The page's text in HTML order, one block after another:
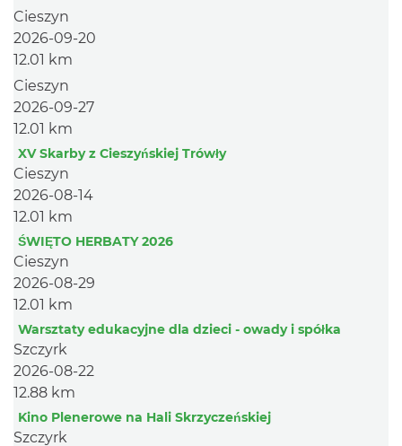
Cieszyn
2026-09-20
12.01 km
Cieszyn
2026-09-27
12.01 km
XV Skarby z Cieszyńskiej Trówły
Cieszyn
2026-08-14
12.01 km
ŚWIĘTO HERBATY 2026
Cieszyn
2026-08-29
12.01 km
Warsztaty edukacyjne dla dzieci - owady i spółka
Szczyrk
2026-08-22
12.88 km
Kino Plenerowe na Hali Skrzyczeńskiej
Szczyrk